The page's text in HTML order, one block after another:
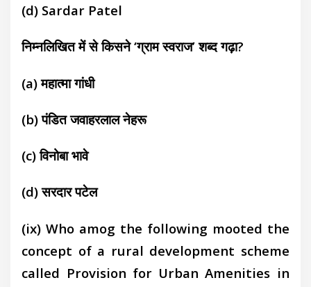
(d) Sardar Patel
निम्नलिखित में से किसने ‘ग्राम स्वराज’ शब्द गढ़ा?
(a)महात्मा गांधी
(b)पंडित जवाहरलाल नेहरू
(c)विनोबा भावे
(d)सरदार पटेल
(ix) Who amog the following mooted the
concept of a rural development scheme
called Provision for Urban Amenities in